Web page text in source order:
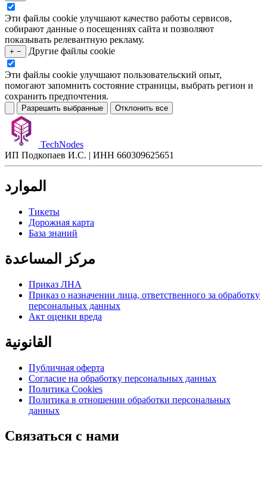
Эти файлы cookie улучшают качество работы сервисов,
собирают данные о посещениях сайта и позволяют
показывать релевантную рекламу.
+ − Другие файлы cookie
Эти файлы cookie улучшают пользовательский опыт,
помогают запомнить состояние страницы, выбрать регион и
сохранить предпочтения.
Разрешить выбранные Отклонить все
TechNodes
ИП Подкопаев И.С. | ИНН 660309625651
الموارد
Тикеты
Дорожная карта
База знаний
مركز المساعدة
Приказ ЛНА
Приказ о назначении лица, ответственного за обработку
персональных данных
Акт оценки вреда
القانونية
Публичная оферта
Согласие на обработку персональных данных
Политика Cookies
Политика в отношении обработки персональных
данных
Связаться с нами